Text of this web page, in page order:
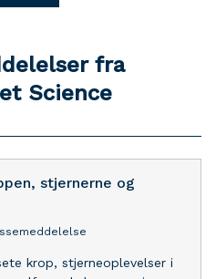
fra
Science
stjernerne og
krop, stjerneoplevelser i